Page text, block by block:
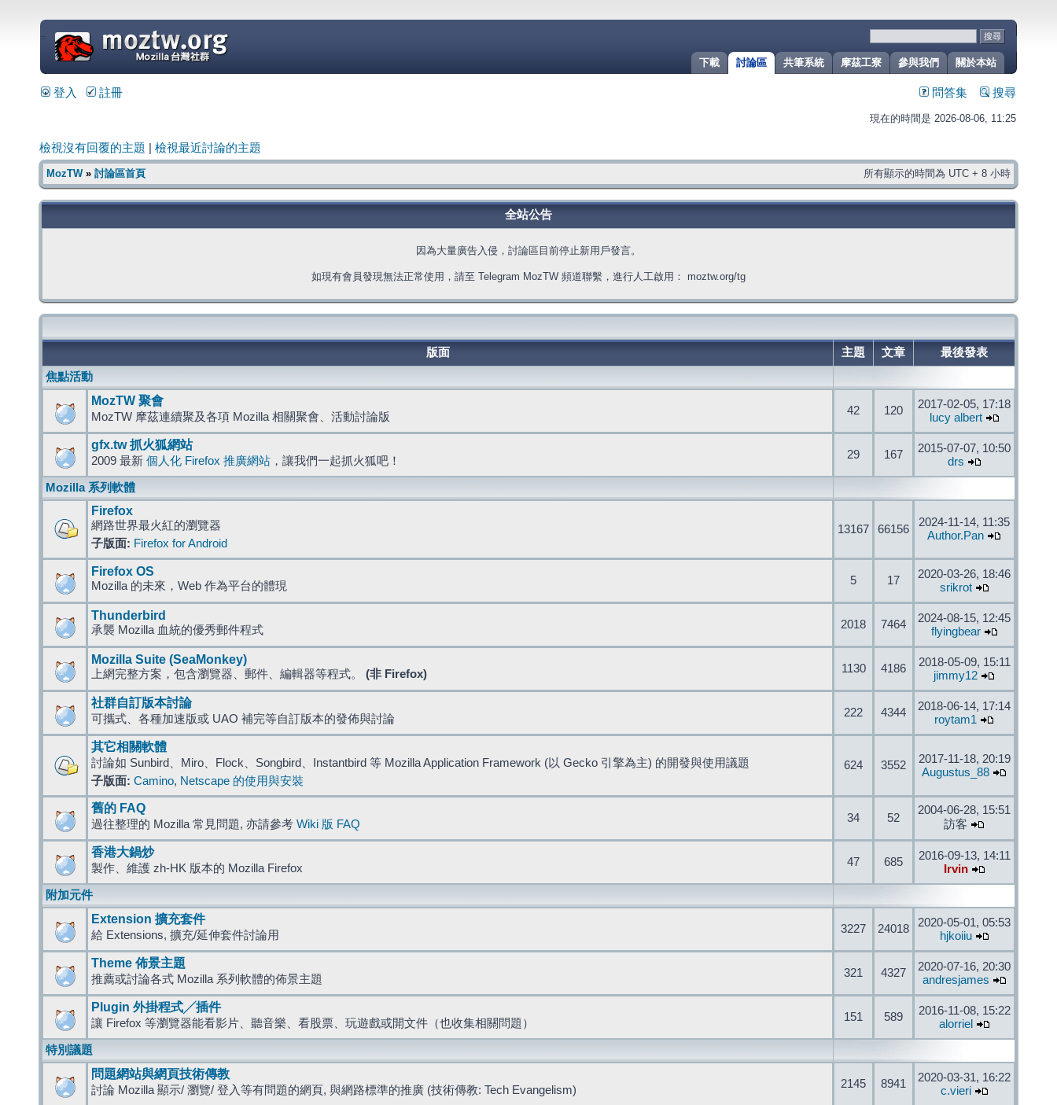
關於本站
參與我們
摩茲工寮
共筆系統
討論區
下載
=
登入 註冊 問答集 搜尋
現在的時間是 2026-08-06, 11:25
檢視沒有回覆的主題 檢視最近討論的主題
MozTW» 討論區首頁 所有顯示的時間為 UTC + 8 小時
全站公告
因為大量廣告入侵，討論區目前停止新用戶發言。
如現有會員發現無法正常使用，請至 Telegram MozTW 頻道聯繫，進行人工啟用： moztw.org/tg
版面 主題 文章
最後發表
焦點活動
MozTW 聚會
MozTW 摩茲連續聚及各項 Mozilla 相關聚會、活動討論版 42 120
2017-02-05, 17:18
lucy albert
gfx.tw 抓火狐網站
2009 最新 個人化 Firefox 推廣網站 ，讓我們一起抓火狐吧！ 29 167
2015-07-07, 10:50
drs
Mozilla 系列軟體
Firefox
網路世界最火紅的瀏覽器
子版面: Firefox for Android
13167 66156
2024-11-14, 11:35
Author.Pan
Firefox OS
Mozilla 的未來，Web 作為平台的體現 5 17
2020-03-26, 18:46
srikrot
Thunderbird
承襲 Mozilla 血統的優秀郵件程式 2018 7464
2024-08-15, 12:45
flyingbear
Mozilla Suite (SeaMonkey)
上網完整方案，包含瀏覽器、郵件、編輯器等程式。 (非 Firefox) 1130 4186
2018-05-09, 15:11
jimmy12
社群自訂版本討論
可攜式、各種加速版或 UAO 補完等自訂版本的發佈與討論 222 4344
2018-06-14, 17:14
roytam1
其它相關軟體
討論如 Sunbird、Miro、Flock、Songbird、Instantbird 等 Mozilla Application Framework (以 Gecko 引擎為主) 的開發與使用議題
子版面: Camino, Netscape 的使用與安裝
624 3552
2017-11-18, 20:19
Augustus_88
舊的 FAQ
過往整理的 Mozilla 常見問題, 亦請參考 Wiki 版 FAQ 34 52
2004-06-28, 15:51
訪客
香港大鍋炒
製作、維護 zh-HK 版本的 Mozilla Firefox 47 685
2016-09-13, 14:11
Irvin
附加元件
Extension 擴充套件
給 Extensions, 擴充/延伸套件討論用 3227 24018
2020-05-01, 05:53
hjkoiiu
Theme 佈景主題
推薦或討論各式 Mozilla 系列軟體的佈景主題 321 4327
2020-07-16, 20:30
andresjames
Plugin 外掛程式╱插件
讓 Firefox 等瀏覽器能看影片、聽音樂、看股票、玩遊戲或開文件（也收集相關問題） 151 589
2016-11-08, 15:22
alorriel
特別議題
問題網站與網頁技術傳教
討論 Mozilla 顯示/ 瀏覽/ 登入等有問題的網頁, 與網路標準的推廣 (技術傳教: Tech Evangelism) 2145 8941
2020-03-31, 16:22
c.vieri